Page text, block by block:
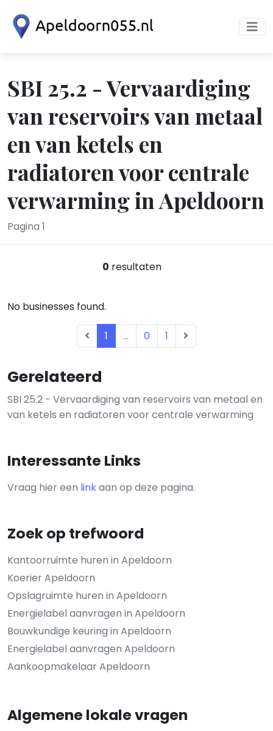
SBI 25.2 - Vervaardiging
van reservoirs van metaal
en van ketels en
radiatoren voor centrale
verwarming in Apeldoorn
Pagina 1
Gerelateerd
SBI 25.2 - Vervaardiging van reservoirs van metaal en
van ketels en radiatoren voor centrale verwarming
Interessante Links
Vraag hier een linkaan op deze pagina.
Zoek op trefwoord
Kantoorruimte huren in Apeldoorn
Koerier Apeldoorn
Opslagruimte huren in Apeldoorn
Energielabel aanvragen in Apeldoorn
Bouwkundige keuring in Apeldoorn
Energielabel aanvragen Apeldoorn
Aankoopmakelaar Apeldoorn
Algemene lokale vragen
0 resultaten
No businesses found.
1 ... 0 1